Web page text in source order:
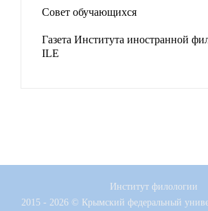
Совет обучающихся
Газета Института иностранной
ILE
Институт филологии
2015 - 2026 © Крымский федеральный